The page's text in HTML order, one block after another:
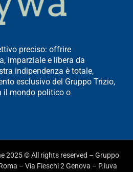
preciso: offrire
imparziale e libera da
indipendenza è totale,
esclusivo del Gruppo Trizio,
il mondo politico o
2025 © All rights reserved – Gruppo
– Via Fieschi 2 Genova – P.iuva